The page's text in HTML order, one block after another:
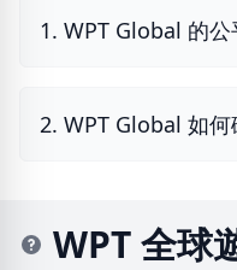
1. WPT Global 的
2. WPT Global 如何
WPT 全球